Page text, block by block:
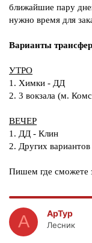
ближайшие пару
нужно время для
Варианты
УТРО
1. Химки - ДД
2. 3 вокзала (м.
ВЕЧЕР
1. ДД - Клин
2. Других вариантов
Пишем где сможете
A ApTyp
Лесник